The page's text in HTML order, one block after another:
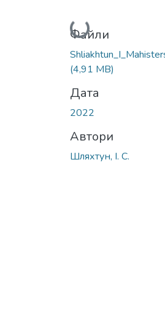
Вантажиться...
Файли
(4,91 MB)
Дата
2022
Автори
Шляхтун, І. С.